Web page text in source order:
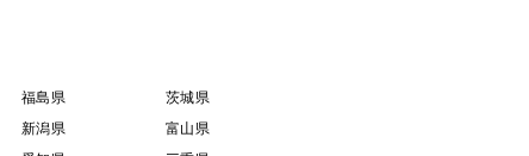
福島県
茨城県
新潟県
富山県